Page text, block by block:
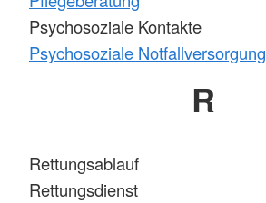
Psychosoziale Kontakte
Psychosoziale Notfallversorgung
R
Rettungsablauf
Rettungsdienst